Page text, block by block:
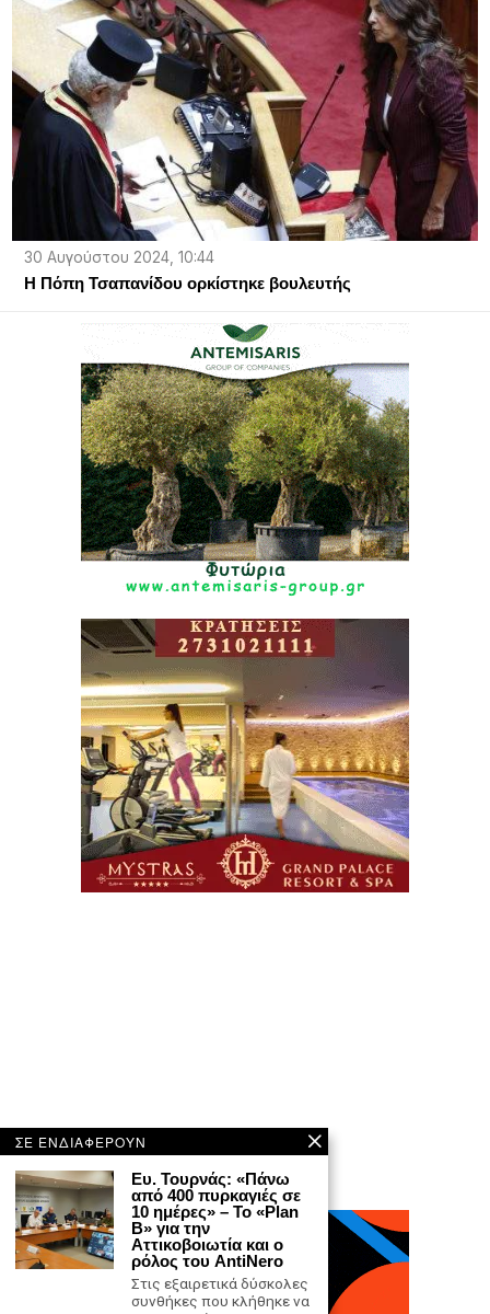
30 Αυγούστου 2024, 10:44
Η Πόπη Τσαπανίδου ορκίστηκε βουλευτής
ΣΕ ΕΝΔΙΑΦΕΡΟΥΝ
Ευ. Τουρνάς: «Πάνω
από 400 πυρκαγιές σε
10 ημέρες» – Το «Plan
B» για την
Αττικοβοιωτία και ο
ρόλος του AntiNero
Στις εξαιρετικά δύσκολες
συνθήκες που κλήθηκε να